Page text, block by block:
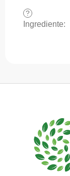
?
Ingrediente: